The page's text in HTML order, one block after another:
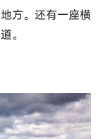
方。还有一座横
。